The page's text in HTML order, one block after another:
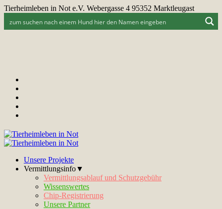
Tierheimleben in Not e.V. Webergasse 4 95352 Marktleugast
Unsere Projekte
Vermittlungsinfo▼
Vermittlungsablauf und Schutzgebühr
Wissenswertes
Chip-Registrierung
Unsere Partner